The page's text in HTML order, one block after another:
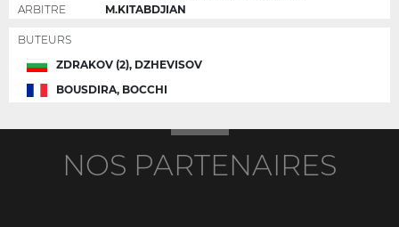
ARBITRE
M.KITABDJIAN
BUTEURS
ZDRAKOV (2), DZHEVISOV
BOUSDIRA, BOCCHI
NOS PARTENAIRES